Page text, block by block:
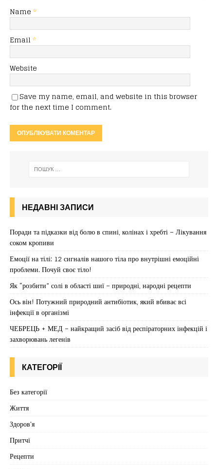
Name *
Email *
Website
Save my name, email, and website in this browser
for the next time I comment.
НЕДАВНІ ЗАПИСИ
Поради та підказки від болю в спині, колінах і хребті – Лікування
соком кропиви
Емоції на тілі: 12 сигналів нашого тіла про внутрішні емоційні
проблеми. Почуй своє тіло!
Як “розбити” солі в області шиї – природні, народні рецепти
Ось він! Потужний природний антибіотик, який вбиває всі
інфекції в організмі
ЧЕБРЕЦЬ + МЕД – найкращий засіб від респіраторних інфекцій і
захворювань легенів
КАТЕГОРІЇ
Без категорії
Життя
Здоров'я
Притчі
Рецепти